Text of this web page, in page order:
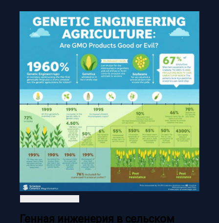
Генная инженерия в сельском